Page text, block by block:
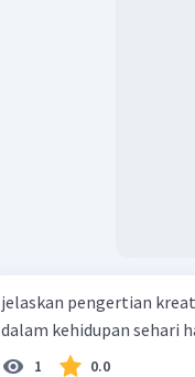
jelaskan pengertian
dalam kehidupan sehari
1 0.0